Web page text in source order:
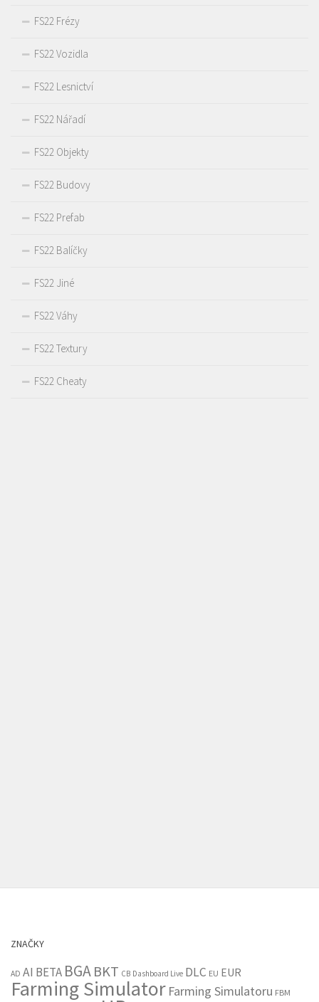
FS22 Frézy
FS22 Vozidla
FS22 Lesnictví
FS22 Nářadí
FS22 Objekty
FS22 Budovy
FS22 Prefab
FS22 Balíčky
FS22 Jiné
FS22 Váhy
FS22 Textury
FS22 Cheaty
ZNAČKY
AD AI BETA BGABKT CB Dashboard Live DLC EU EUR
Farming Simulator Farming Simulatoru FBM